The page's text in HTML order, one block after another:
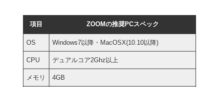
項目 ZOOMの推奨PCスペック
OS Windows7以降・MacOSX(10.10以降)
CPU デュアルコア2Ghz以上
メモリ 4GB